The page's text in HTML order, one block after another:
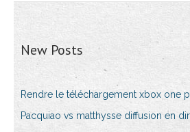
New Posts
Rendre le téléchargement xbox one
Pacquiao vs matthysse diffusion en